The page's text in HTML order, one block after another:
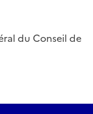
du Conseil de